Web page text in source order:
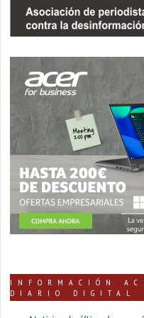
INFORMACIÓN
DIARIO DIGITAL